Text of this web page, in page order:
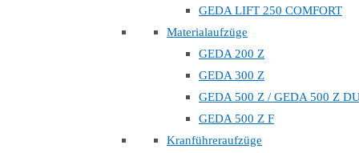
GEDA LIFT 250 COMFORT
Materialaufzüge
GEDA 200 Z
GEDA 300 Z
GEDA 500 Z / GEDA 500 Z
GEDA 500 Z F
Kranführeraufzüge